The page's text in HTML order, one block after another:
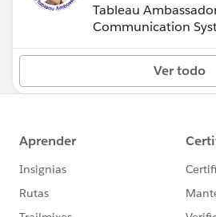
Tableau
Communication
Ver todo